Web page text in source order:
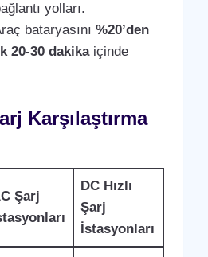
yolları.
bataryasını%20’den
20-30 dakikaiçinde
Karşılaştırma
Şarj
DC Hızlı
Şarj
İstasyonları